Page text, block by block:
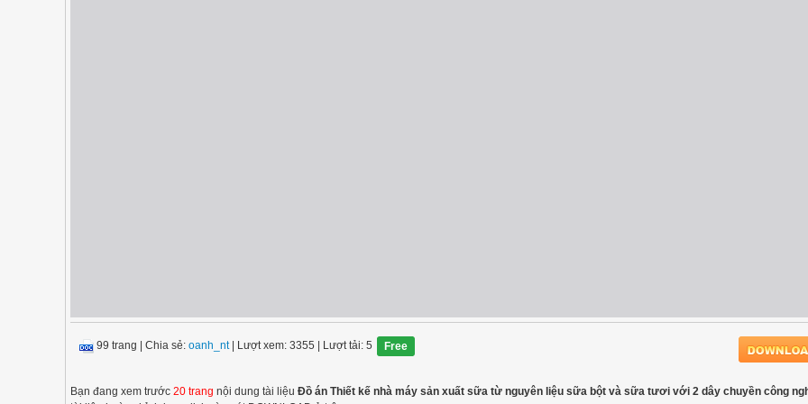
99 trang Chia sẻ: oanh_nt| Lượt xem: 3355 | Lượt tải: 5 Free
Bạn đang xem trước 20 trang nội dung tài liệu Đồ án Thiết kế nhà máy sản xuất sữa từ nguyên liệu sữa bột và sữa tươi với 2 dây chuyền công